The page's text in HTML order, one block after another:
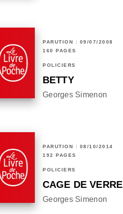
PARUTION : 09/07/2008
160 PAGES
POLICIERS
BETTY
Georges Simenon
PARUTION : 08/10/2014
192 PAGES
POLICIERS
CAGE DE VERRE
Georges Simenon